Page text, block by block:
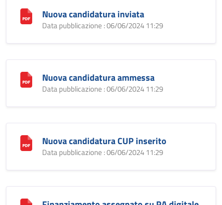
Nuova candidatura inviata
Data pubblicazione : 06/06/2024 11:29
Nuova candidatura ammessa
Data pubblicazione : 06/06/2024 11:29
Nuova candidatura CUP inserito
Data pubblicazione : 06/06/2024 11:29